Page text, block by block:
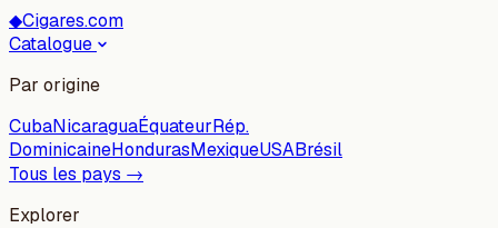
◆Cigares.com
Catalogue
Par origine
CubaNicaraguaÉquateurRép.
DominicaineHondurasMexiqueUSABrésil
Tous les pays →
Explorer